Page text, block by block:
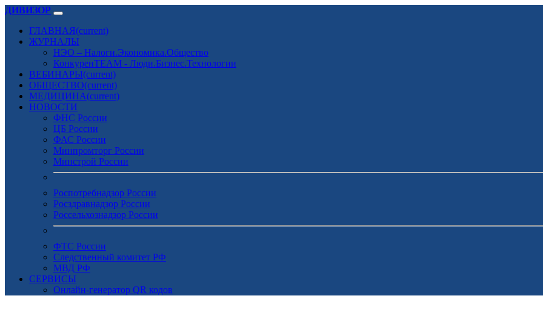
ДИВИЗОР
ГЛАВНАЯ(current)
ЖУРНАЛЫ
НЭО – Налоги.Экономика.Общество
КонкуренTEAM - Люди.Бизнес.Технологии
ВЕБИНАРЫ(current)
ОБЩЕСТВО(current)
МЕДИЦИНА(current)
НОВОСТИ
ФНС России
ЦБ России
ФАС России
Минпромторг России
Минстрой России
Роспотребнадзор России
Росздравнадзор России
Россельхознадзор России
ФТС России
Следственный комитет РФ
МВД РФ
СЕРВИСЫ
Онлайн-генератор QR кодов